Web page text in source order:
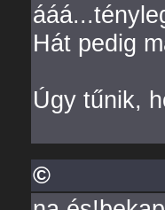
Hát pedig
Úgy tűnik,
©